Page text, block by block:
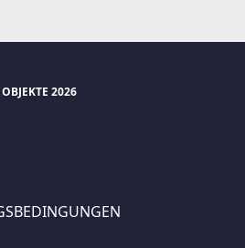
anlegen
anlegen
2026